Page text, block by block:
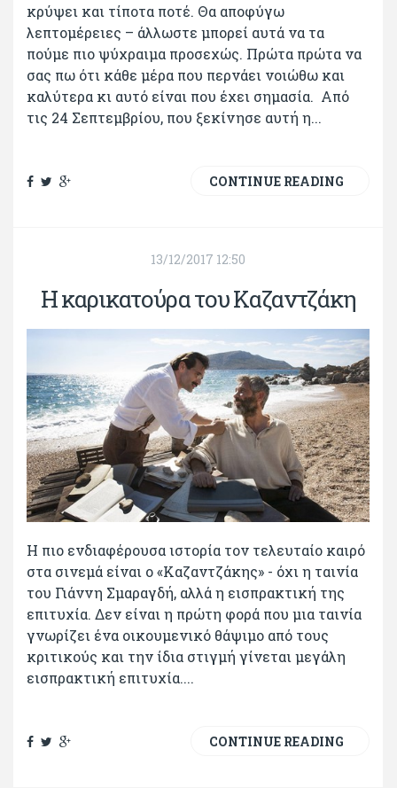
κρύψει και τίποτα ποτέ. Θα αποφύγω
λεπτομέρειες – άλλωστε μπορεί αυτά να τα
πούμε πιο ψύχραιμα προσεχώς. Πρώτα πρώτα να
σας πω ότι κάθε μέρα που περνάει νοιώθω και
καλύτερα κι αυτό είναι που έχει σημασία. Από
τις 24 Σεπτεμβρίου, που ξεκίνησε αυτή η...
CONTINUE READING
13/12/2017 12:50
Η καρικατούρα του Καζαντζάκη
Η πιο ενδιαφέρουσα ιστορία τον τελευταίο καιρό
στα σινεμά είναι ο «Καζαντζάκης» - όχι η ταινία
του Γιάννη Σμαραγδή, αλλά η εισπρακτική της
επιτυχία. Δεν είναι η πρώτη φορά που μια ταινία
γνωρίζει ένα οικουμενικό θάψιμο από τους
κριτικούς και την ίδια στιγμή γίνεται μεγάλη
εισπρακτική επιτυχία....
CONTINUE READING